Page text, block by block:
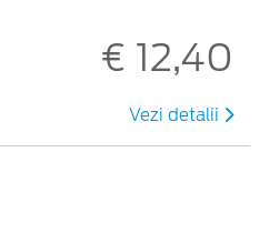
€ 12,40
Vezi detalii